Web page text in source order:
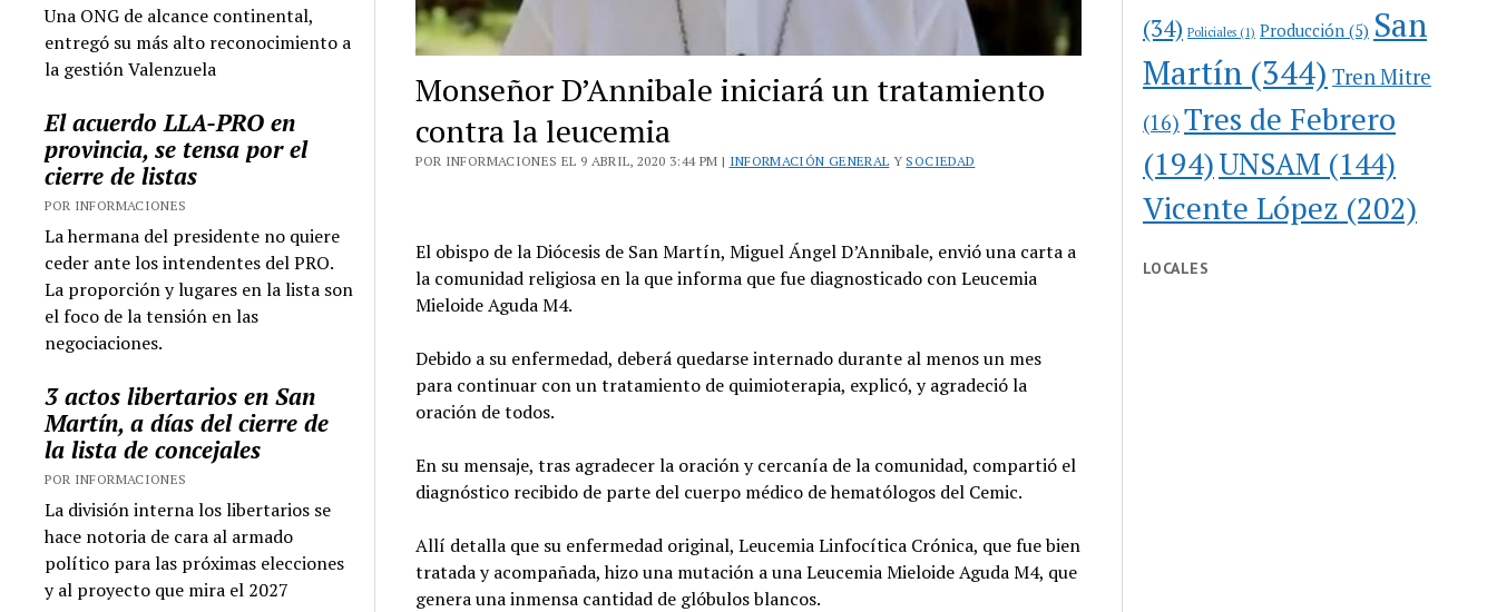
Una ONG de alcance continental,
entregó su más alto reconocimiento a
la gestión Valenzuela
El acuerdo LLA-PRO en
provincia, se tensa por el
cierre de listas
POR INFORMACIONES
La hermana del presidente no quiere
ceder ante los intendentes del PRO.
La proporción y lugares en la lista son
el foco de la tensión en las
negociaciones.
3 actos libertarios en San
Martín, a días del cierre de
la lista de concejales
POR INFORMACIONES
La división interna los libertarios se
hace notoria de cara al armado
político para las próximas elecciones
y al proyecto que mira el 2027
Monseñor D’Annibale iniciará un tratamiento
contra la leucemia
POR INFORMACIONES EL 9 ABRIL, 2020 3:44 PM | INFORMACIÓN GENERAL Y SOCIEDAD
El obispo de la Diócesis de San Martín, Miguel Ángel D’Annibale, envió una carta a
la comunidad religiosa en la que informa que fue diagnosticado con Leucemia
Mieloide Aguda M4.
Debido a su enfermedad, deberá quedarse internado durante al menos un mes
para continuar con un tratamiento de quimioterapia, explicó, y agradeció la
oración de todos.
En su mensaje, tras agradecer la oración y cercanía de la comunidad, compartió el
diagnóstico recibido de parte del cuerpo médico de hematólogos del Cemic.
Allí detalla que su enfermedad original, Leucemia Linfocítica Crónica, que fue bien
tratada y acompañada, hizo una mutación a una Leucemia Mieloide Aguda M4, que
genera una inmensa cantidad de glóbulos blancos.
(34) Policiales (1) Producción (5) San
Martín (344) Tren Mitre
(16) Tres de Febrero
(194)UNSAM (144)
Vicente López (202)
LOCALES